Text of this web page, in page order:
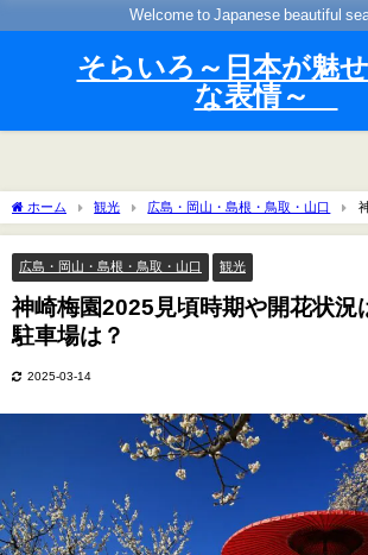
Welcome to Japanese beautiful
そらいろ～日本が魅
な表情～
ホーム 観光 広島・岡山・島根・鳥取・山口
花状況は？アクセスや駐車場は？
広島・岡山・島根・鳥取・山口 観光
神崎梅園2025見頃時期や開花状況
駐車場は？
2025-03-14